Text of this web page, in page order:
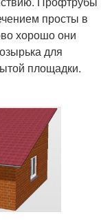
просты в
хорошо они
для
площадки.